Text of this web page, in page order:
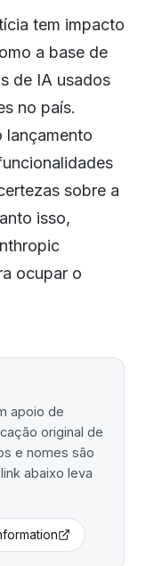
tem impacto
a base de
de IA usados
no país.
lançamento
sobre a
isso,
ocupar o
apoio de
original de
e nomes são
abaixo leva